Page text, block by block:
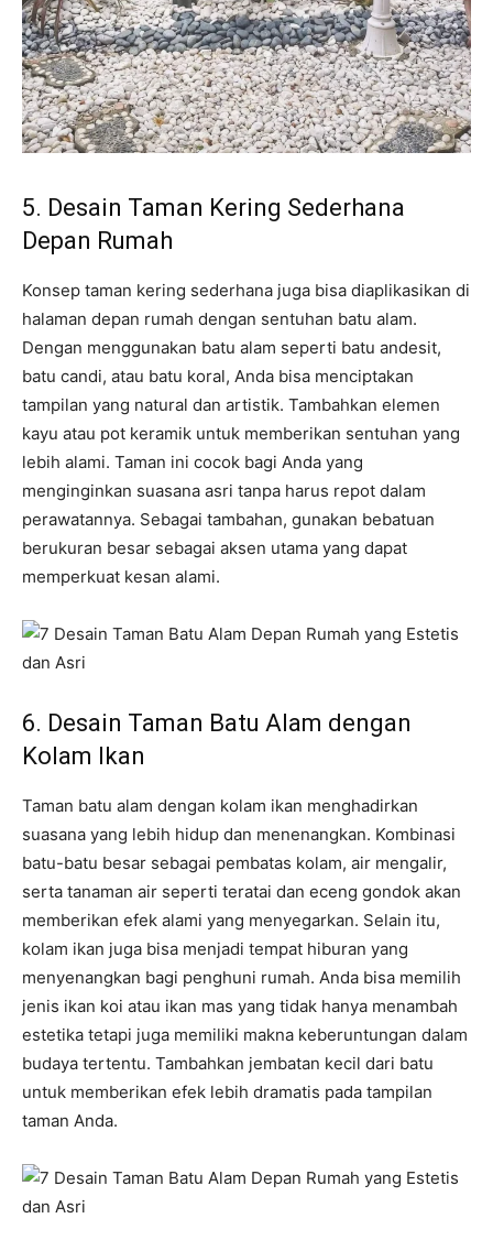
5. Desain Taman Kering Sederhana
Depan Rumah
Konsep taman kering sederhana juga bisa diaplikasikan di
halaman depan rumah dengan sentuhan batu alam.
Dengan menggunakan batu alam seperti batu andesit,
batu candi, atau batu koral, Anda bisa menciptakan
tampilan yang natural dan artistik. Tambahkan elemen
kayu atau pot keramik untuk memberikan sentuhan yang
lebih alami. Taman ini cocok bagi Anda yang
menginginkan suasana asri tanpa harus repot dalam
perawatannya. Sebagai tambahan, gunakan bebatuan
berukuran besar sebagai aksen utama yang dapat
memperkuat kesan alami.
6. Desain Taman Batu Alam dengan
Kolam Ikan
Taman batu alam dengan kolam ikan menghadirkan
suasana yang lebih hidup dan menenangkan. Kombinasi
batu-batu besar sebagai pembatas kolam, air mengalir,
serta tanaman air seperti teratai dan eceng gondok akan
memberikan efek alami yang menyegarkan. Selain itu,
kolam ikan juga bisa menjadi tempat hiburan yang
menyenangkan bagi penghuni rumah. Anda bisa memilih
jenis ikan koi atau ikan mas yang tidak hanya menambah
estetika tetapi juga memiliki makna keberuntungan dalam
budaya tertentu. Tambahkan jembatan kecil dari batu
untuk memberikan efek lebih dramatis pada tampilan
taman Anda.